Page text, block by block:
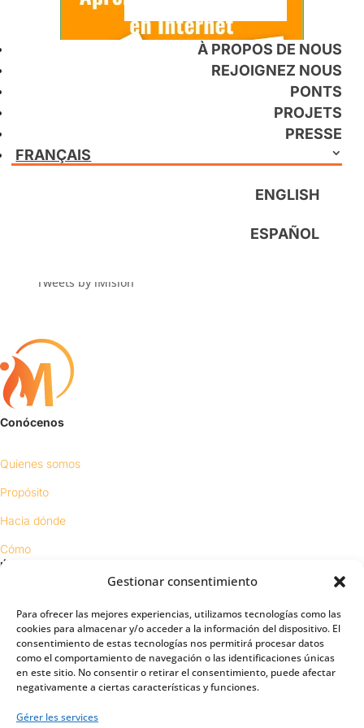
Gestionar consentimiento
Para ofrecer las mejores experiencias, utilizamos tecnologías como las
cookies para almacenar y/o acceder a la información del dispositivo. El
consentimiento de estas tecnologías nos permitirá procesar datos
como el comportamiento de navegación o las identificaciones únicas
en este sitio. No consentir o retirar el consentimiento, puede afectar
negativamente a ciertas características y funciones.
Gérer les services
À PROPOS DE NOUS
REJOIGNEZ NOUS
PONTS
PROJETS
PRESSE
FRANÇAIS
ENGLISH
ESPAÑOL
Tweets by iMision
Conócenos
Quienes somos
Propósito
Hacia dónde
Cómo
ÚNETE
Vengajas
Requisitos
Contacto
Proyectos
Sínodo digital